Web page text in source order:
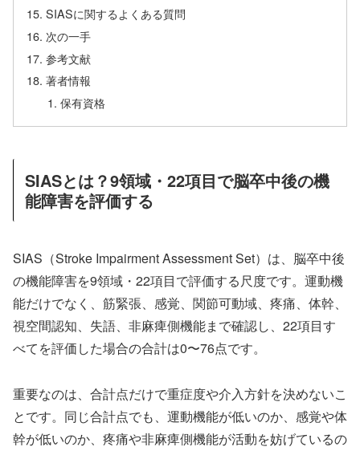
SIASに関するよくある質問
次の一手
参考文献
著者情報
保有資格
SIASとは？9領域・22項目で脳卒中後の機
能障害を評価する
SIAS（Stroke Impairment Assessment Set）は、脳卒中後
の機能障害を9領域・22項目で評価する尺度です。運動機
能だけでなく、筋緊張、感覚、関節可動域、疼痛、体幹、
視空間認知、失語、非麻痺側機能まで確認し、22項目す
べてを評価した場合の合計は0〜76点です。
重要なのは、合計点だけで重症度や介入方針を決めないこ
とです。同じ合計点でも、運動機能が低いのか、感覚や体
幹が低いのか、疼痛や非麻痺側機能が活動を妨げているの